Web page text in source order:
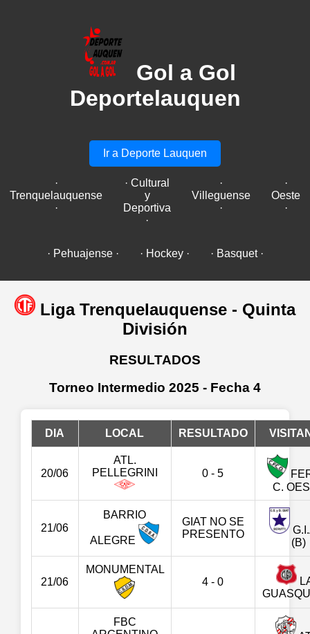
Gol a Gol
Deportelauquen
Ir a Deporte Lauquen
·
Trenquelauquense
·
· Cultural
y
Deportiva
·
·
Villeguense
·
·
Oeste
·
· Pehuajense · · Hockey · · Basquet ·
Liga Trenquelauquense - Quinta
División
RESULTADOS
Torneo Intermedio 2025 - Fecha 4
DIA LOCAL RESULTADO
20/06
ATL.
PELLEGRINI
0 - 5
C.
21/06
BARRIO
ALEGRE
GIAT NO SE
PRESENTO
(B)
21/06
MONUMENTAL
4 - 0
FBC